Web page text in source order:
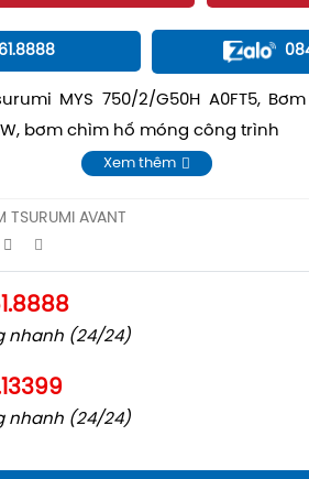
MYS 750/2/G50H A0FT5,
bơm chìm hố móng công trình
Xem thêm
TSURUMI AVANT
nhanh (24/24)
nhanh (24/24)